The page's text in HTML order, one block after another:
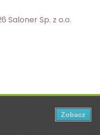
Zobacz
Aby dowiedzieć się
Saloner Sp. z o.o.